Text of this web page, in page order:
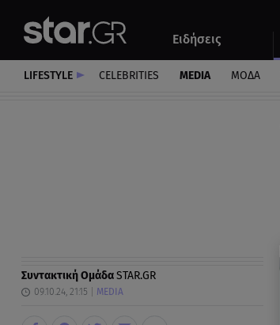
Ειδήσεις
Αυτοκίνητο
LIFESTYLE CELEBRITIES MEDIA ΜΟΔΑ
Συντακτική ΟμάδαSTAR.GR
09.10.24, 21:15 MEDIA